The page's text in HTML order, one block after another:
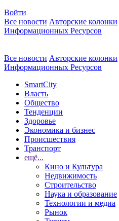
Войти
Все новости Авторские колонки
Информационных Ресурсов
Все новости Авторские колонки
Информационных Ресурсов
SmartCity
Власть
Общество
Тенденции
Здоровье
Экономика и бизнес
Происшествия
Транспорт
ещё...
Кино и Культура
Недвижимость
Строительство
Наука и образование
Технологии и медиа
Рынок